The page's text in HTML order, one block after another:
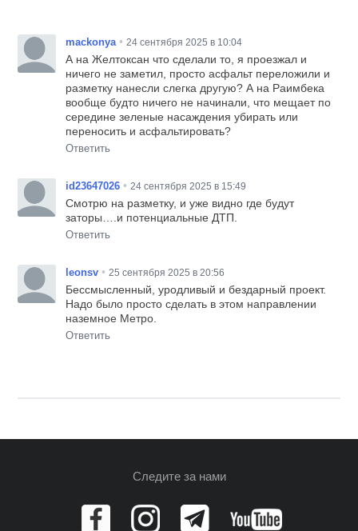
mackonya • 24 сентября 2025 в 10:04
А на Желтоксан что сделали то, я проезжал и
ничего не заметил, просто асфальт переложили и
разметку нанесли слегка другую? А на Раимбека
вообще будто ничего не начинали, что мещает по
середине зеленые насаждения убирать или
переносить и асфальтировать?
Ответить
id23647026 • 24 сентября 2025 в 15:49
Смотрю на разметку, и уже видно где будут
заторы….и потенциальные ДТП.
Ответить
leonsv • 25 сентября 2025 в 20:56
Бессмысленный, уродливый и бездарный проект.
Надо было просто сделать в этом направлении
наземное Метро.
Ответить
Следите за нами